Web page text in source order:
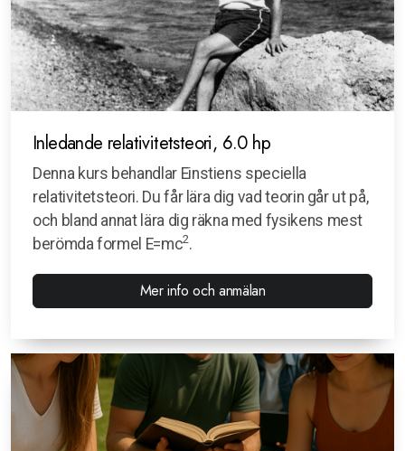
Inledande relativitetsteori, 6.0 hp
Denna kurs behandlar Einstiens speciella
relativitetsteori. Du får lära dig vad teorin går ut på,
och bland annat lära dig räkna med fysikens mest
berömda formel E=mc2.
Mer info och anmälan